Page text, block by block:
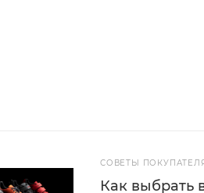
СОВЕТЫ
Как выбрать